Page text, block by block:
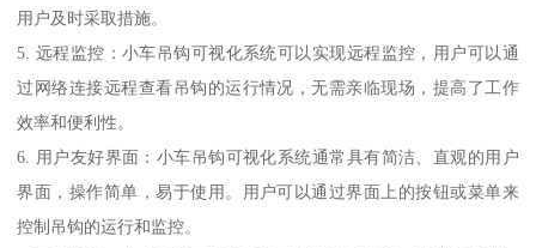
用户及时采取措施。
5. 远程监控：小车吊钩可视化系统可以实现远程监控，用户可以通
过网络连接远程查看吊钩的运行情况，无需亲临现场，提高了工作
效率和便利性。
6. 用户友好界面：小车吊钩可视化系统通常具有简洁、直观的用户
界面，操作简单，易于使用。用户可以通过界面上的按钮或菜单来
控制吊钩的运行和监控。